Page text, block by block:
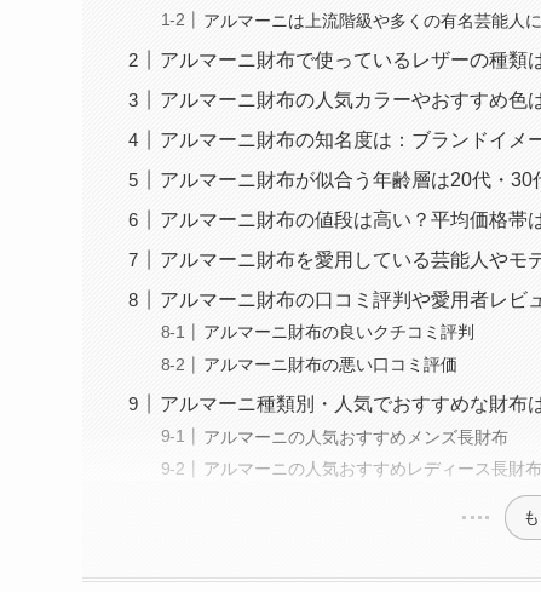
アルマーニは上流階級や多くの有名芸能人
アルマーニ財布で使っているレザーの種類
アルマーニ財布の人気カラーやおすすめ色
アルマーニ財布の知名度は：ブランドイメ
アルマーニ財布が似合う年齢層は20代・30
アルマーニ財布の値段は高い？平均価格帯
アルマーニ財布を愛用している芸能人やモ
アルマーニ財布の口コミ評判や愛用者レビ
アルマーニ財布の良いクチコミ評判
アルマーニ財布の悪い口コミ評価
アルマーニ種類別・人気でおすすめな財布
アルマーニの人気おすすめメンズ長財布
アルマーニの人気おすすめレディース長財布